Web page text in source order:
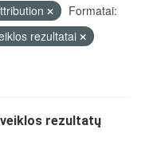
Formatai:
rezultatai
rezultatų